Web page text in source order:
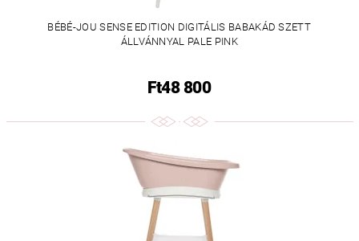
BÉBÉ-JOU SENSE EDITION DIGITÁLIS BABAKÁD SZETT
ÁLLVÁNNYAL PALE PINK
Ft48 800